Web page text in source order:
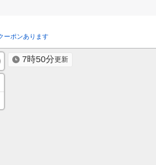
ーポンあります
7時50分更新